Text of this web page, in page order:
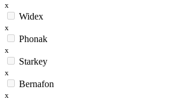
x
Widex
x
Phonak
x
Starkey
x
Bernafon
x